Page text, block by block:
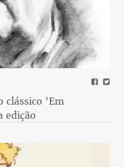
clássico 'Em
edição